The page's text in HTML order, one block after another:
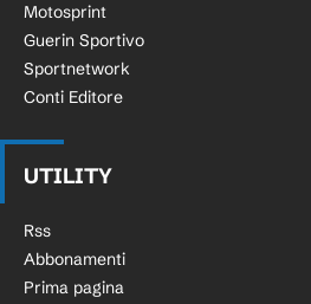
Motosprint
Guerin Sportivo
Sportnetwork
Conti Editore
UTILITY
Rss
Abbonamenti
Prima pagina